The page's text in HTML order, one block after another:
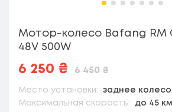
Мотор-колесо Bafang RM
48V 500W
6 250 ₴ 6 450₴
Место установки:
заднее
Максимальная скорость:
до 45